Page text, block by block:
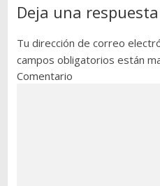
Deja una respuesta
Tu dirección de correo
campos obligatorios están
Comentario